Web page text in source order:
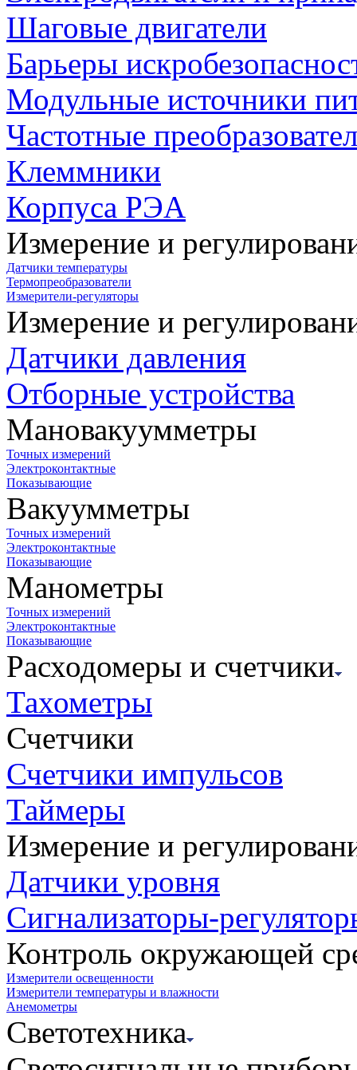
Шаговые двигатели
Барьеры
Модульные источники
Частотные
Клеммники
Корпуса РЭА
Измерение и
Датчики температуры
Термопреобразователи
Измерители-регуляторы
Измерение и
Датчики давления
Отборные устройства
Мановакуумметры
Точных измерений
Электроконтактные
Показывающие
Вакуумметры
Точных измерений
Электроконтактные
Показывающие
Манометры
Точных измерений
Электроконтактные
Показывающие
Расходомеры и счетчики
Тахометры
Счетчики
Счетчики импульсов
Таймеры
Измерение и
Датчики уровня
Сигнализаторы-
Контроль окружающей
Измерители освещенности
Измерители температуры и влажности
Анемометры
Светотехника